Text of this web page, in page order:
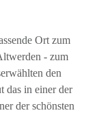
Ort zum
- zum
den
das in einer der
der schönsten